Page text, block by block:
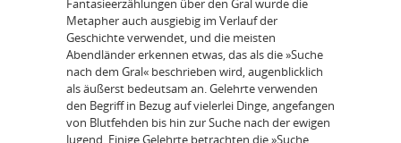
Fantasieerzählungen über den Gral wurde die
Metapher auch ausgiebig im Verlauf der
Geschichte verwendet, und die meisten
Abendländer erkennen etwas, das als die »Suche
nach dem Gral« beschrieben wird, augenblicklich
als äußerst bedeutsam an. Gelehrte verwenden
den Begriff in Bezug auf vielerlei Dinge, angefangen
von Blutfehden bis hin zur Suche nach der ewigen
Jugend. Einige Gelehrte betrachten die »Suche